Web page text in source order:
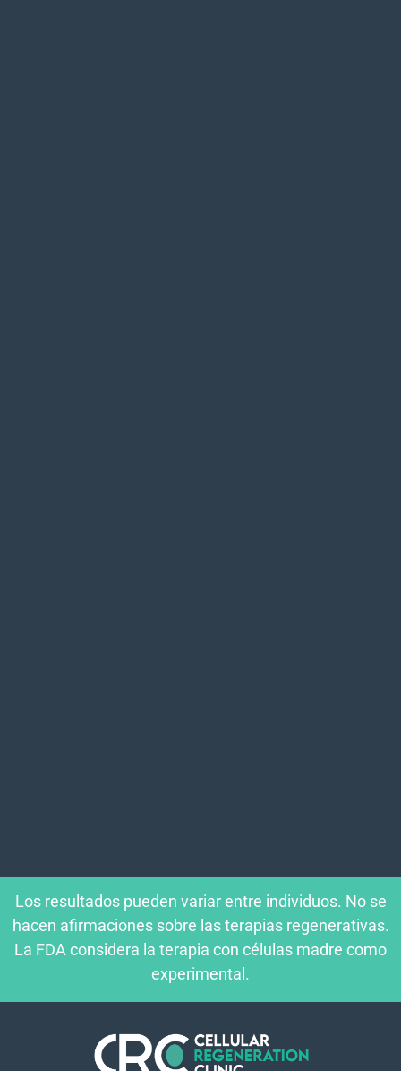
Los resultados pueden variar entre individuos. No se
hacen afirmaciones sobre las terapias regenerativas.
La FDA considera la terapia con células madre como
experimental.